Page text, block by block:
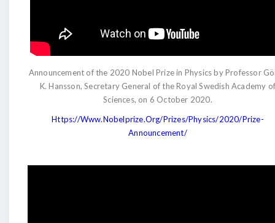
Announcement of the 2020 Nobel Prize in Physics by Professor
K. Hansson, Secretary General of the Royal Swedish Academy
Sciences, on 6 October 2020.
Https://www.nobelprize.org/prizes/physics/2020/prize-
Announcement/